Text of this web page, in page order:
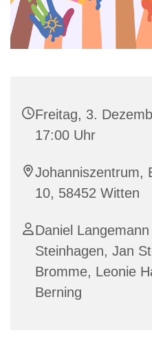
Freitag, 3.
17:00 Uhr
Johanniszentrum,
10, 58452 Witten
Daniel
Steinhagen, Jan
Bromme, Leonie
Berning